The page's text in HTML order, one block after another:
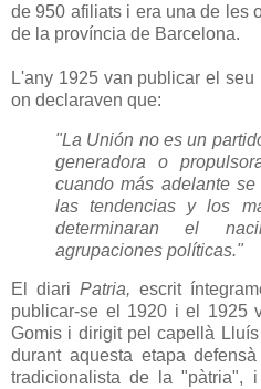
de 950 afiliats i era una de les
de la província de Barcelona.
L'any 1925 van publicar el
on declaraven que:
"La Unión no es un
generadora o
cuando más adelante
las tendencias y los
determinaran el
agrupaciones políticas."
El diari Patria, escrit
publicar-se el 1920 i el 1925
Gomis i dirigit pel capellà
durant aquesta etapa
tradicionalista de la "pàtria",